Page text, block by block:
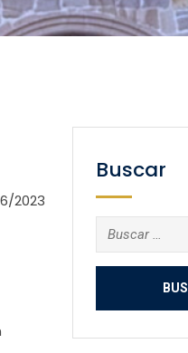
2023
Buscar
Buscar: